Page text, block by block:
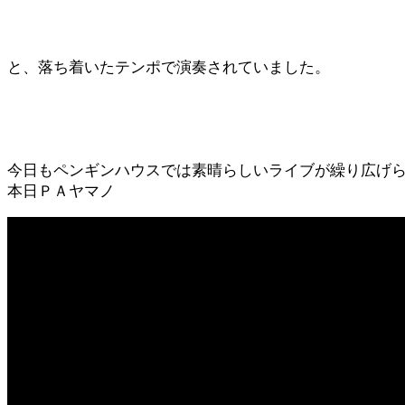
と、落ち着いたテンポで演奏されていました。
今日もペンギンハウスでは素晴らしいライブが繰り広げ
本日ＰＡヤマノ